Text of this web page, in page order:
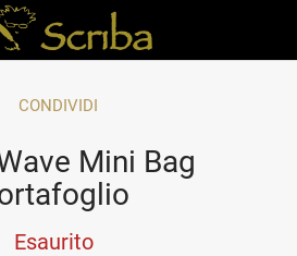
CONDIVIDI
Mini Bag
Esaurito